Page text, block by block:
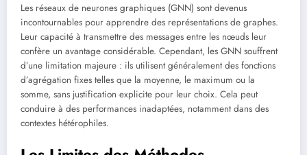
Les réseaux de neurones graphiques (GNN) sont devenus
incontournables pour apprendre des représentations de graphes.
Leur capacité à transmettre des messages entre les nœuds leur
confère un avantage considérable. Cependant, les GNN souffrent
d’une limitation majeure : ils utilisent généralement des fonctions
d’agrégation fixes telles que la moyenne, le maximum ou la
somme, sans justification explicite pour leur choix. Cela peut
conduire à des performances inadaptées, notamment dans des
contextes hétérophiles.